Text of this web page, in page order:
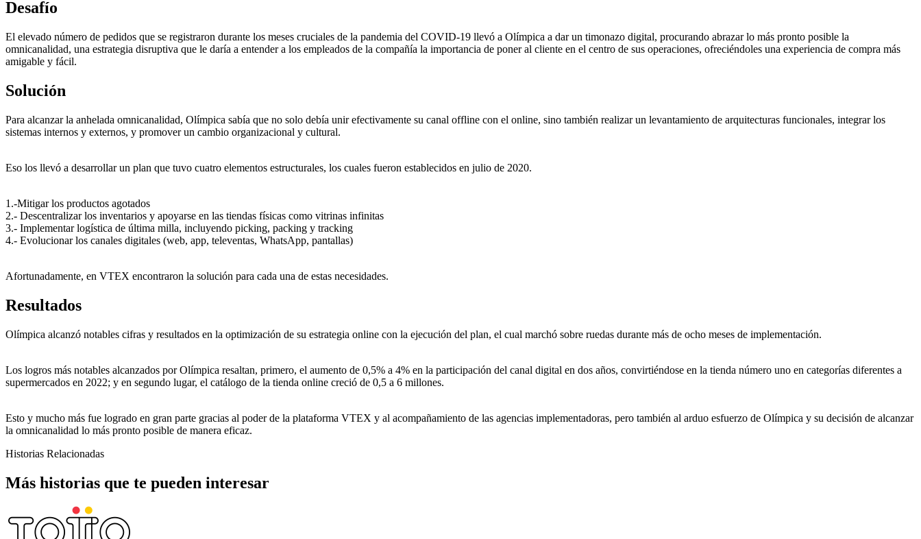
Desafío
El elevado número de pedidos que se registraron durante los meses cruciales de la pandemia del COVID-19 llevó a Olímpica a dar un timonazo digital, procurando abrazar lo más pronto posible la
omnicanalidad, una estrategia disruptiva que le daría a entender a los empleados de la compañía la importancia de poner al cliente en el centro de sus operaciones, ofreciéndoles una experiencia de compra más
amigable y fácil.
Solución
Para alcanzar la anhelada omnicanalidad, Olímpica sabía que no solo debía unir efectivamente su canal offline con el online, sino también realizar un levantamiento de arquitecturas funcionales, integrar los
sistemas internos y externos, y promover un cambio organizacional y cultural.
Eso los llevó a desarrollar un plan que tuvo cuatro elementos estructurales, los cuales fueron establecidos en julio de 2020.
1.-Mitigar los productos agotados
2.- Descentralizar los inventarios y apoyarse en las tiendas físicas como vitrinas infinitas
3.- Implementar logística de última milla, incluyendo picking, packing y tracking
4.- Evolucionar los canales digitales (web, app, televentas, WhatsApp, pantallas)
Afortunadamente, en VTEX encontraron la solución para cada una de estas necesidades.
Resultados
Olímpica alcanzó notables cifras y resultados en la optimización de su estrategia online con la ejecución del plan, el cual marchó sobre ruedas durante más de ocho meses de implementación.
Los logros más notables alcanzados por Olímpica resaltan, primero, el aumento de 0,5% a 4% en la participación del canal digital en dos años, convirtiéndose en la tienda número uno en categorías diferentes a
supermercados en 2022; y en segundo lugar, el catálogo de la tienda online creció de 0,5 a 6 millones.
Esto y mucho más fue logrado en gran parte gracias al poder de la plataforma VTEX y al acompañamiento de las agencias implementadoras, pero también al arduo esfuerzo de Olímpica y su decisión de alcanzar
la omnicanalidad lo más pronto posible de manera eficaz.
Historias Relacionadas
Más historias que te pueden interesar